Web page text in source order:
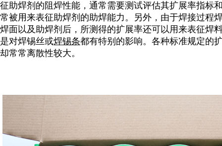
征助焊剂的阻焊性能，通常需要测试评估其扩展率指标
常被用来表征助焊剂的助焊能力。另外，由于焊接过程
焊面以及助焊剂后，所测得的扩展率还可以用来表征焊
是对焊锡丝或焊锡条都有特别的影响。各种标准规定的
却常常离散性较大。